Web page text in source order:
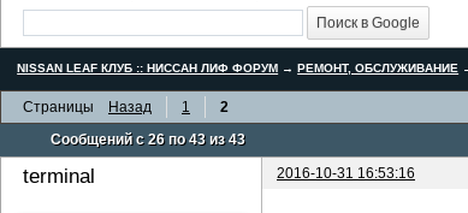
NISSAN LEAF КЛУБ :: НИССАН ЛИФ ФОРУМ → РЕМОНТ, ОБСЛУЖИВАНИЕ
Страницы Назад 1
2
Сообщений с 26 по 43 из 43
terminal 2016-10-31 16:53:16